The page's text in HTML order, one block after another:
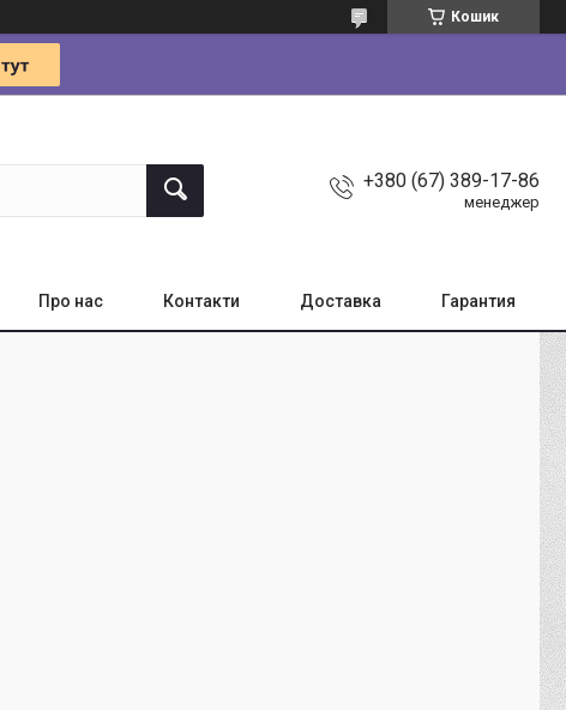
Кошик
+380 (67) 389-17-86
менеджер
Про нас Контакти Доставка Гарантия